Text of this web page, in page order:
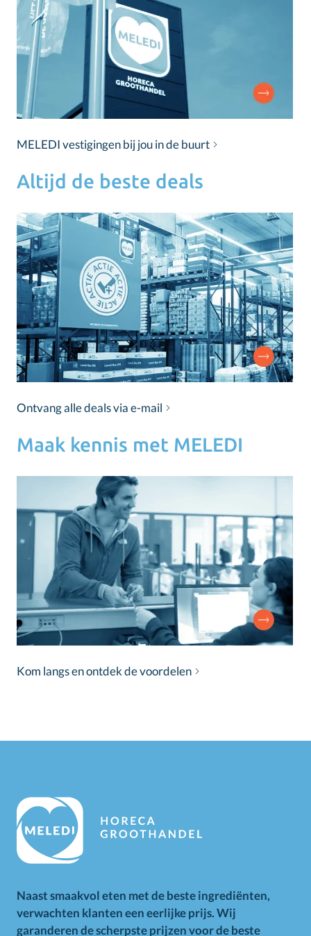
MELEDI vestigingen bij jou in de buurt
Altijd de beste deals
Ontvang alle deals via e-mail
Maak kennis met MELEDI
Kom langs en ontdek de voordelen
Naast smaakvol eten met de beste ingrediënten,
verwachten klanten een eerlijke prijs. Wij
garanderen de scherpste prijzen voor de beste